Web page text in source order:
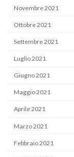
Novembre 2021
Ottobre 2021
Settembre 2021
Luglio 2021
Giugno 2021
Maggio 2021
Aprile 2021
Marzo 2021
Febbraio 2021